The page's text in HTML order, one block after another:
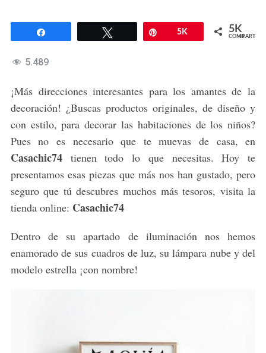
Twittear 5K 5K
COMPARTIR
5.489
¡Más direcciones interesantes para los amantes de la
decoración! ¿Buscas productos originales, de diseño y
con estilo, para decorar las habitaciones de los niños?
Pues no es necesario que te muevas de casa, en
Casachic74tienen todo lo que necesitas. Hoy te
presentamos esas piezas que más nos han gustado, pero
seguro que tú descubres muchos más tesoros, visita la
tienda online: Casachic74
Dentro de su apartado de iluminación nos hemos
enamorado de sus cuadros de luz, su lámpara nube y del
modelo estrella ¡con nombre!